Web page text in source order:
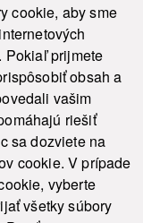
cookie, aby sme
Pokiaľ prijmete
obsah a
vašim
riešiť
sa dozviete na
cookie. V prípade
vyberte
všetky súbory
osobných údajov
Policy and Terms of